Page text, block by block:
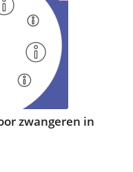
zwangeren in